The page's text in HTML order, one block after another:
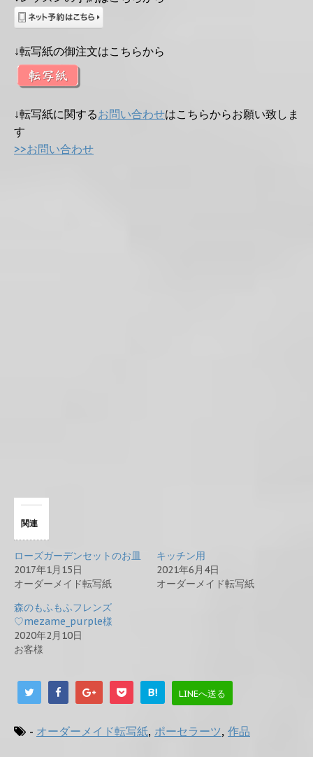
↓転写紙の御注文はこちらから
↓転写紙に関するお問い合わせはこちらからお願い致しま
す
>>お問い合わせ
関連
ローズガーデンセットのお皿
2017年1月15日
オーダーメイド転写紙
キッチン用
2021年6月4日
オーダーメイド転写紙
森のもふもふフレンズ
♡mezame_purple様
2020年2月10日
お客様
B! LINEへ送る
- オーダーメイド転写紙, ポーセラーツ, 作品